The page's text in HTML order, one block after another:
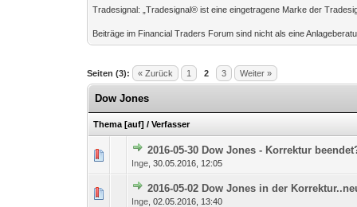
Tradesignal: „Tradesignal® ist eine eingetragene Marke der
Beiträge im Financial Traders Forum sind nicht als eine
Seiten (3): « Zurück 1 2 3 Weiter »
Dow Jones
Thema [auf] /Verfasser
2016-05-30 Dow Jones - Korrektur
Inge ,30.05.2016, 12:05
0 Bewertung(en) - 0 1
2016-05-02 Dow Jones in der
Inge ,02.05.2016, 13:40
0 Bewertung(en) - 0 1